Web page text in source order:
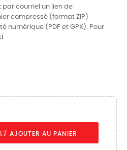
par courriel un lien de
compressé (format ZIP)
numérique (PDF et GPX). Pour
AJOUTER AU PANIER